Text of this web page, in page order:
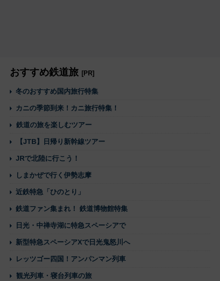
おすすめ鉄道旅 [PR]
冬のおすすめ国内旅行特集
カニの季節到来！カニ旅行特集！
鉄道の旅を楽しむツアー
【JTB】日帰り新幹線ツアー
JRで北陸に行こう！
しまかぜで行く伊勢志摩
近鉄特急「ひのとり」
鉄道ファン集まれ！ 鉄道博物館特集
日光・中禅寺湖に特急スペーシアで
新型特急スペーシアXで日光鬼怒川へ
レッツゴー四国！アンパンマン列車
観光列車・寝台列車の旅